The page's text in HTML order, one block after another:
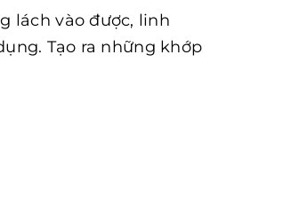
lách vào được, linh
Tạo ra những khớp